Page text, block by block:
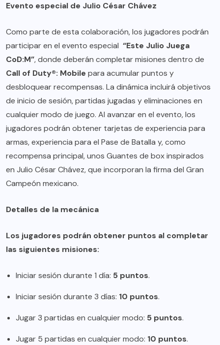
Evento especial de Julio César Chávez
Como parte de esta colaboración, los jugadores podrán
participar en el evento especial ​ “Este Julio Juega
CoD:M”, donde deberán completar misiones dentro de
Call of Duty®: Mobile para acumular puntos y
desbloquear recompensas. La dinámica incluirá objetivos
de inicio de sesión, partidas jugadas y eliminaciones en
cualquier modo de juego. Al avanzar en el evento, los
jugadores podrán obtener tarjetas de experiencia para
armas, experiencia para el Pase de Batalla y, como
recompensa principal, unos Guantes de box inspirados
en Julio César Chávez, que incorporan la firma del Gran
Campeón mexicano.
Detalles de la mecánica
Los jugadores podrán obtener puntos al completar
las siguientes misiones:
Iniciar sesión durante 1 día: 5 puntos.
Iniciar sesión durante 3 días: 10 puntos.
Jugar 3 partidas en cualquier modo: 5 puntos.
Jugar 5 partidas en cualquier modo: 10 puntos.